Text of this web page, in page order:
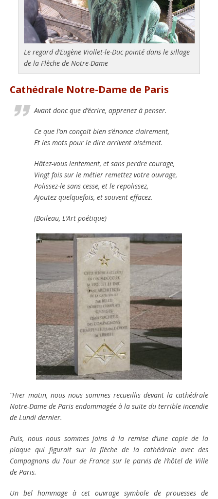
Le regard d’Eugène Viollet-le-Duc pointé dans le sillage
de la Flèche de Notre-Dame
Cathédrale Notre-Dame de Paris
Avant donc que d’écrire, apprenez à penser.
Ce que l’on conçoit bien s’énonce clairement,
Et les mots pour le dire arrivent aisément.
Hâtez-vous lentement, et sans perdre courage,
Vingt fois sur le métier remettez votre ouvrage,
Polissez-le sans cesse, et le repolissez,
Ajoutez quelquefois, et souvent effacez.
(Boileau, L’Art poétique)
“Hier matin, nous nous sommes recueillis devant la cathédrale
Notre-Dame de Paris endommagée à la suite du terrible incendie
de Lundi dernier.
Puis, nous nous sommes joins à la remise d’une copie de la
plaque qui figurait sur la flèche de la cathédrale avec des
Compagnons du Tour de France sur le parvis de l’hôtel de Ville
de Paris.
Un bel hommage à cet ouvrage symbole de prouesses de